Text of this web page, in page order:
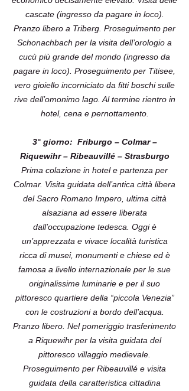
cascate (ingresso da pagare in loco).
Pranzo libero a Triberg. Proseguimento per
Schonachbach per la visita dell’orologio a
cucù più grande del mondo (ingresso da
pagare in loco). Proseguimento per Titisee,
vero gioiello incorniciato da fitti boschi sulle
rive dell’omonimo lago. Al termine rientro in
hotel, cena e pernottamento.
3° giorno: Friburgo – Colmar –
Riquewihr – Ribeauvillé – Strasburgo
Prima colazione in hotel e partenza per
Colmar. Visita guidata dell’antica città libera
del Sacro Romano Impero, ultima città
alsaziana ad essere liberata
dall’occupazione tedesca. Oggi è
un’apprezzata e vivace località turistica
ricca di musei, monumenti e chiese ed è
famosa a livello internazionale per le sue
originalissime luminarie e per il suo
pittoresco quartiere della “piccola Venezia”
con le costruzioni a bordo dell’acqua.
Pranzo libero. Nel pomeriggio trasferimento
a Riquewihr per la visita guidata del
pittoresco villaggio medievale.
Proseguimento per Ribeauvillé e visita
guidata della caratteristica cittadina